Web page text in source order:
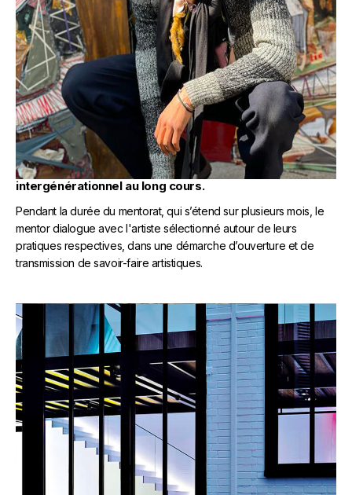
LE JEUNE TALENT
Le mentor fait profiter à son jeune talent de son
expérience et de ses conseils lors d’un dialogue
intergénérationnel au long cours.
Pendant la durée du mentorat, qui s’étend sur plusieurs mois, le
mentor dialogue avec l'artiste sélectionné autour de leurs
pratiques respectives, dans une démarche d’ouverture et de
transmission de savoir-faire artistiques.